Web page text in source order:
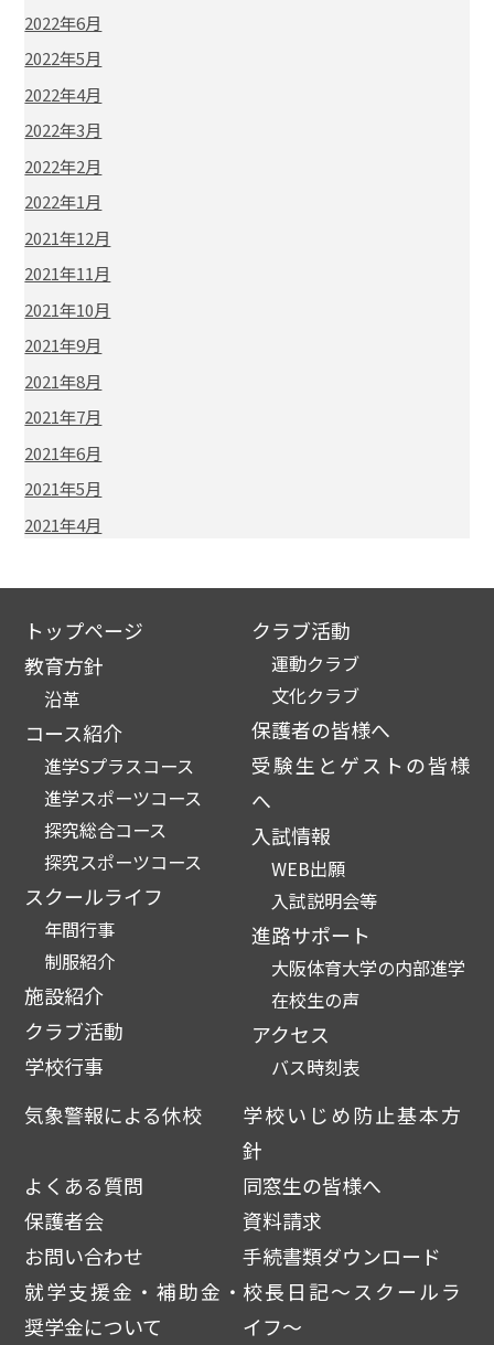
2022年6月
2022年5月
2022年4月
2022年3月
2022年2月
2022年1月
2021年12月
2021年11月
2021年10月
2021年9月
2021年8月
2021年7月
2021年6月
2021年5月
2021年4月
トップページ
教育方針
沿革
コース紹介
進学Sプラスコース
進学スポーツコース
探究総合コース
探究スポーツコース
スクールライフ
年間行事
制服紹介
施設紹介
クラブ活動
学校行事
クラブ活動
運動クラブ
文化クラブ
保護者の皆様へ
受験生とゲストの皆様
へ
入試情報
WEB出願
入試説明会等
進路サポート
大阪体育大学の内部進学
在校生の声
アクセス
バス時刻表
気象警報による休校
学校いじめ防止基本方
針
よくある質問
同窓生の皆様へ
保護者会
資料請求
お問い合わせ
手続書類ダウンロード
就学支援金・補助金・
奨学金について
校長日記～スクールラ
イフ～